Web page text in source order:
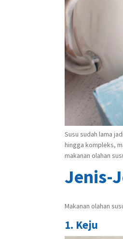
Susu sudah lama
hingga kompleks,
makanan olahan
Jenis-
Makanan olahan
1. Keju